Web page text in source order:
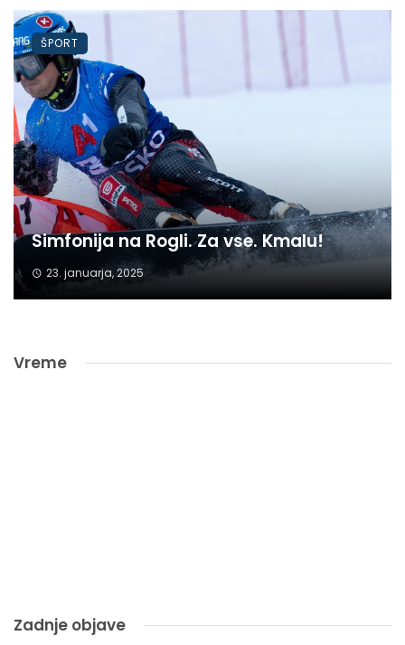
Simfonija na Rogli. Za vse. Kmalu!
23. januarja, 2025
ŠPORT
Vreme
Zadnje objave